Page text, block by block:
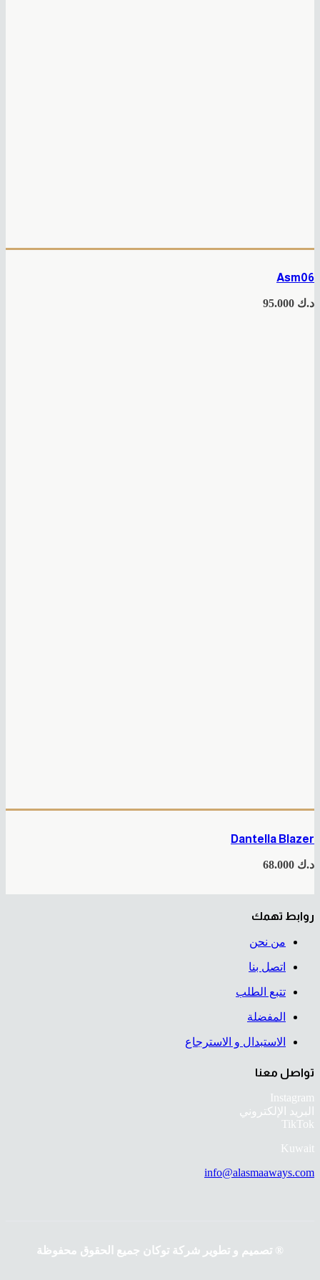
Asm06
د.ك
Dantella Blazer
د.ك
روابط تهمك
من نحن
اتصل بنا
تتبع الطلب
المفضلة
الاستبدال و الاسترجاع
تواصل معنا
Instagram
البريد الإلكتروني
TikTok
Kuwait
info@alasmaaways.com
® تصميم و تطوير شركة توكان جميع الحقوق محفوظة